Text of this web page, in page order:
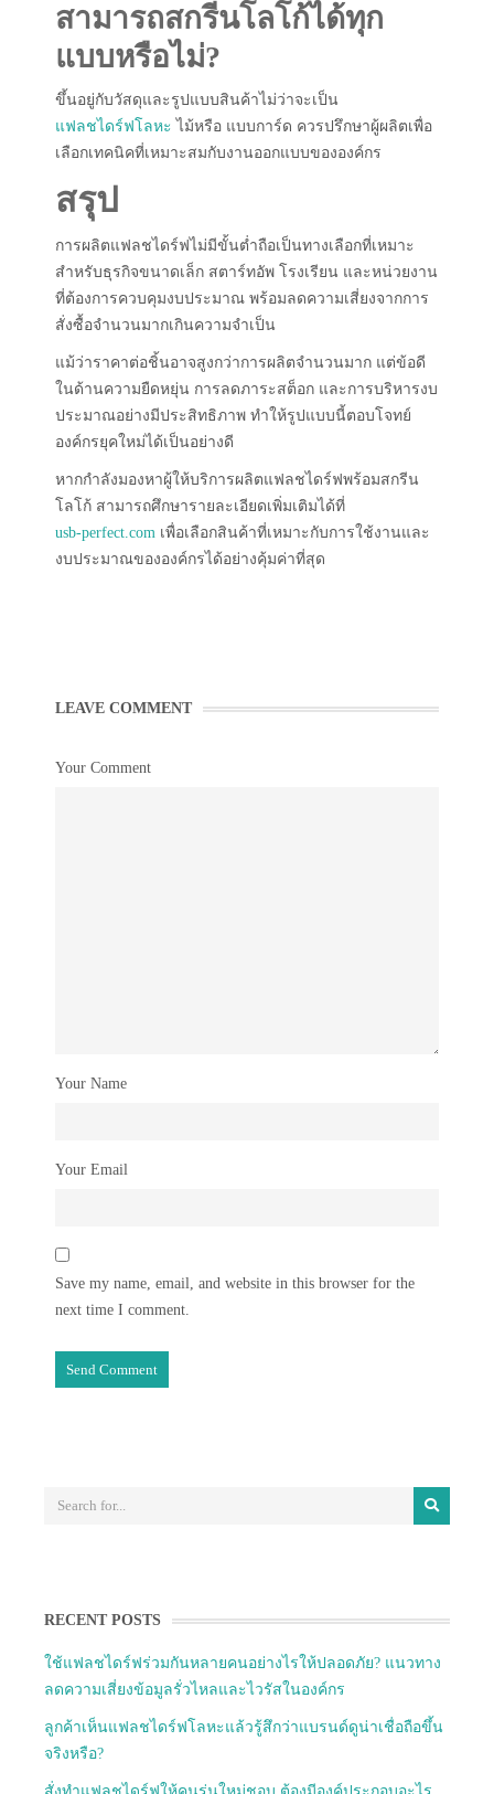
สามารถสกรีนโลโก้ได้ทุก
แบบหรือไม่?
ขึ้นอยู่กับวัสดุและรูปแบบสินค้าไม่ว่าจะเป็น
แฟลชไดร์ฟโลหะ ไม้หรือ แบบการ์ด ควรปรึกษาผู้ผลิตเพื่อ
เลือกเทคนิคที่เหมาะสมกับงานออกแบบขององค์กร
สรุป
การผลิตแฟลชไดร์ฟไม่มีขั้นต่ำถือเป็นทางเลือกที่เหมาะ
สำหรับธุรกิจขนาดเล็ก สตาร์ทอัพ โรงเรียน และหน่วยงาน
ที่ต้องการควบคุมงบประมาณ พร้อมลดความเสี่ยงจากการ
สั่งซื้อจำนวนมากเกินความจำเป็น
แม้ว่าราคาต่อชิ้นอาจสูงกว่าการผลิตจำนวนมาก แต่ข้อดี
ในด้านความยืดหยุ่น การลดภาระสต็อก และการบริหารงบ
ประมาณอย่างมีประสิทธิภาพ ทำให้รูปแบบนี้ตอบโจทย์
องค์กรยุคใหม่ได้เป็นอย่างดี
หากกำลังมองหาผู้ให้บริการผลิตแฟลชไดร์ฟพร้อมสกรีน
โลโก้ สามารถศึกษารายละเอียดเพิ่มเติมได้ที่
usb-perfect.com เพื่อเลือกสินค้าที่เหมาะกับการใช้งานและ
งบประมาณขององค์กรได้อย่างคุ้มค่าที่สุด
LEAVE COMMENT
Your Comment
Your Name
Your Email
Save my name, email, and website in this browser for the
next time I comment.
RECENT POSTS
ใช้แฟลชไดร์ฟร่วมกันหลายคนอย่างไรให้ปลอดภัย? แนวทาง
ลดความเสี่ยงข้อมูลรั่วไหลและไวรัสในองค์กร
ลูกค้าเห็นแฟลชไดร์ฟโลหะแล้วรู้สึกว่าแบรนด์ดูน่าเชื่อถือขึ้น
จริงหรือ?